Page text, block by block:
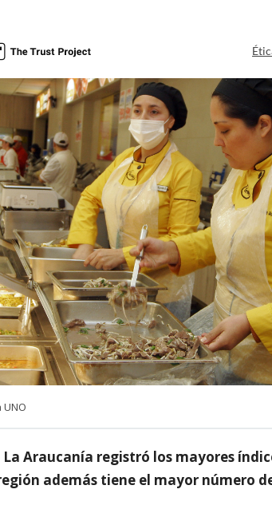
Araucanía registró los mayores
además tiene el mayor número